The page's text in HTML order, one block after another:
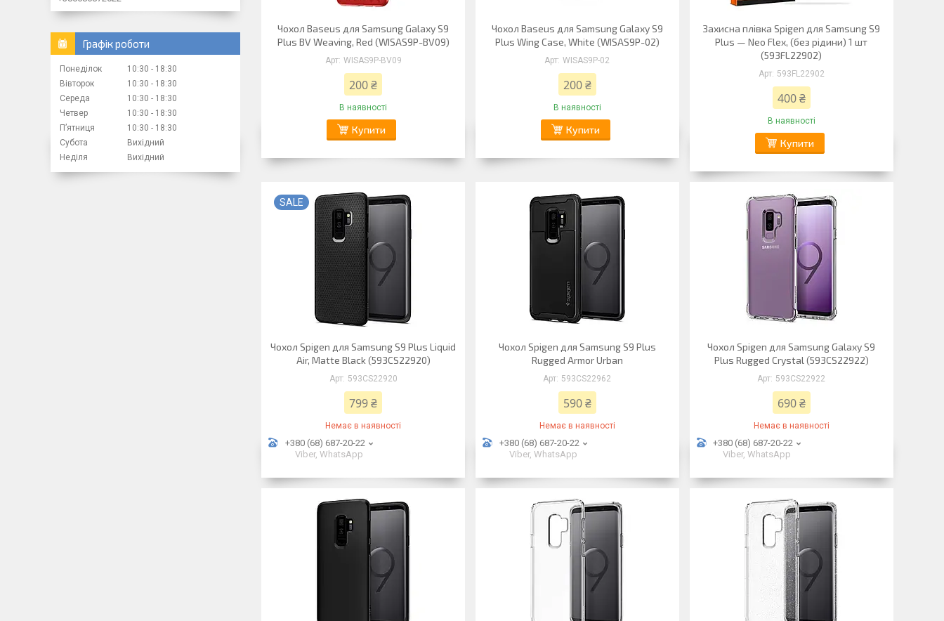
Чохол Baseus для Samsung Galaxy S9
Plus BV Weaving, Red (WISAS9P-BV09)
WISAS9P-BV09
200 ₴
В наявності
Купити
Чохол Baseus для Samsung Galaxy S9
Plus Wing Case, White (WISAS9P-02)
WISAS9P-02
200 ₴
В наявності
Купити
Захисна плівка Spigen для Samsung S9
Plus — Neo Flex, (без рідини) 1 шт
(593FL22902)
593FL22902
400 ₴
В наявності
Купити
SALE
Чохол Spigen для Samsung S9 Plus Liquid
Air, Matte Black (593CS22920)
593CS22920
799 ₴
Немає в наявності
+380 (68) 687-20-22
Viber, WhatsApp
Чохол Spigen для Samsung S9 Plus
Rugged Armor Urban
593CS22962
590 ₴
Немає в наявності
+380 (68) 687-20-22
Viber, WhatsApp
Чохол Spigen для Samsung Galaxy S9
Plus Rugged Crystal (593CS22922)
593CS22922
690 ₴
Немає в наявності
+380 (68) 687-20-22
Viber, WhatsApp
Графік роботи
Понеділок 10:30
18:30
Вівторок
10:30
18:30
Середа
10:30
18:30
Четвер
10:30
18:30
Пʼятниця
10:30
18:30
Субота
Вихідний
Неділя
Вихідний